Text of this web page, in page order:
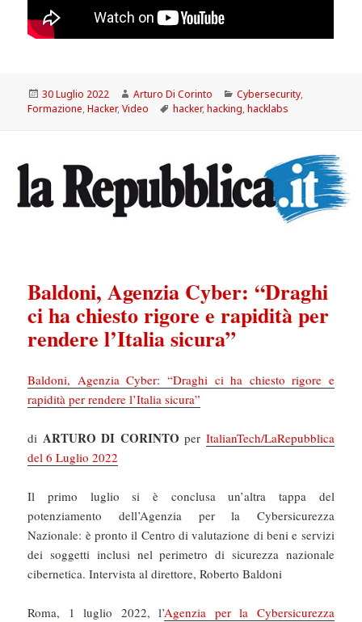
Scritto
il
30 Luglio 2022 Autore
Arturo Di Corinto Categorie
Cybersecurity,
Formazione,Hacker,Video Tag
hacker,hacking,hacklabs
Baldoni, Agenzia Cyber: “Draghi
ci ha chiesto rigore e rapidità per
rendere l’Italia sicura”
Baldoni, Agenzia Cyber: “Draghi ci ha chiesto rigore e
rapidità per rendere l’Italia sicura”
di ARTURO DI CORINTO per ItalianTech/LaRepubblica
del 6 Luglio 2022
Il primo luglio si è conclusa un’altra tappa del
potenziamento dell’Agenzia per la Cybersicurezza
Nazionale: è pronto il Centro di valutazione di beni e servizi
dei soggetti inclusi nel perimetro di sicurezza nazionale
cibernetica. Intervista al direttore, Roberto Baldoni
Roma, 1 luglio 2022, l’Agenzia per la Cybersicurezza